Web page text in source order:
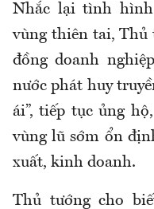
Nhắc lại tình
vùng thiên tai, Thủ
đồng doanh
nước phát huy
ái”, tiếp tục ủng
vùng lũ sớm ổn
xuất, kinh doanh.
Thủ tướng cho